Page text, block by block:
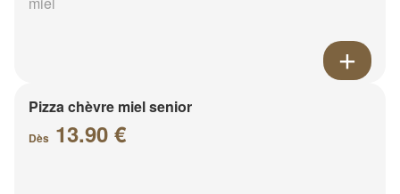
Pizza chèvre miel senior
Dès 13.90 €